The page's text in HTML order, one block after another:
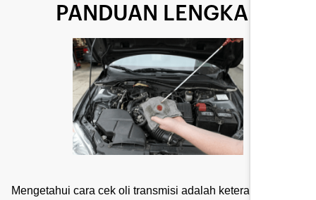
PANDUAN LENGKAP
Mengetahui cara cek oli transmisi adalah keterampilan